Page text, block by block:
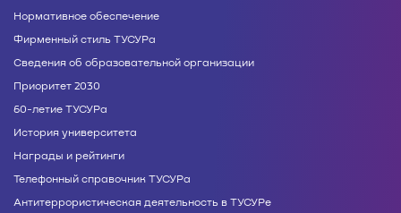
Нормативное обеспечение
Фирменный стиль ТУСУРа
Сведения об образовательной организации
Приоритет 2030
60-летие ТУСУРа
История университета
Награды и рейтинги
Телефонный справочник ТУСУРа
Антитеррористическая деятельность в ТУСУРе